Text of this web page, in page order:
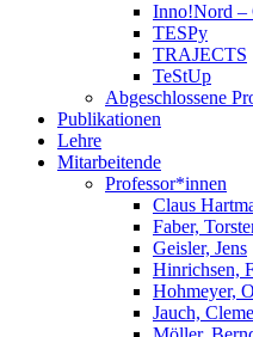
Inno!Nord –
TESPy
TRAJECTS
TeStUp
Abgeschlossene
Publikationen
Lehre
Mitarbeitende
Professor*innen
Claus
Faber,
Geisler, Jens
Hinrichsen,
Hohmeyer,
Jauch,